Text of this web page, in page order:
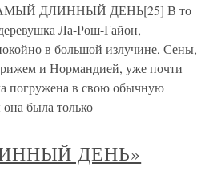
ДЛИННЫЙ ДЕНЬ[25] В то
Ла-Рош-Гайон,
в большой излучине, Сены,
и Нормандией, уже почти
погружена в свою обычную
была только
ДЕНЬ»